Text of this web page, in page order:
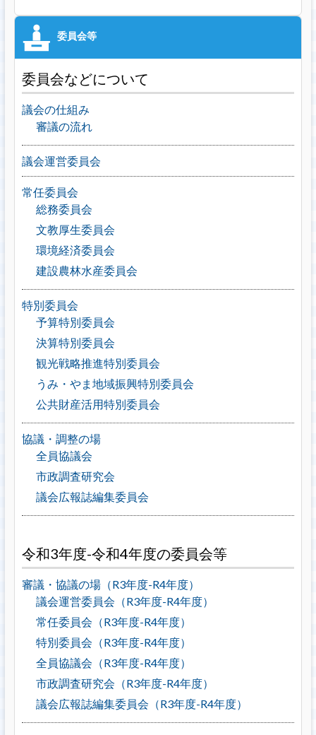
委員会などについて
議会の仕組み
審議の流れ
議会運営委員会
常任委員会
総務委員会
文教厚生委員会
環境経済委員会
建設農林水産委員会
特別委員会
予算特別委員会
決算特別委員会
観光戦略推進特別委員会
うみ・やま地域振興特別委員会
公共財産活用特別委員会
協議・調整の場
全員協議会
市政調査研究会
議会広報誌編集委員会
令和3年度-令和4年度の委員会等
審議・協議の場（R3年度-R4年度）
議会運営委員会（R3年度-R4年度）
常任委員会（R3年度-R4年度）
特別委員会（R3年度-R4年度）
全員協議会（R3年度-R4年度）
市政調査研究会（R3年度-R4年度）
議会広報誌編集委員会（R3年度-R4年度）